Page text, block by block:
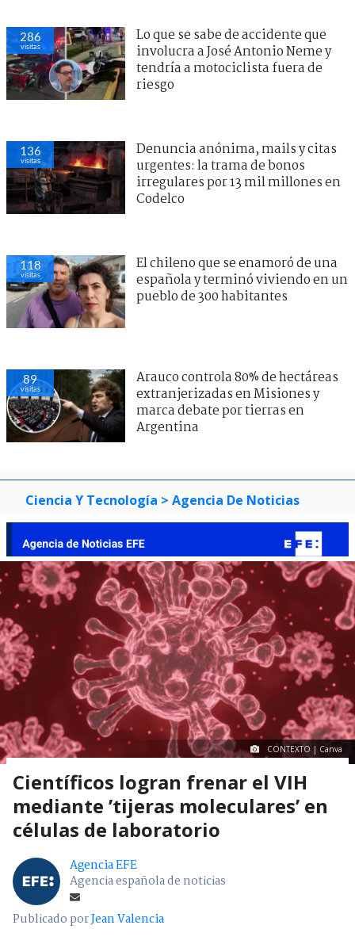
286
visitas
Lo que se sabe de accidente que
involucra a José Antonio Neme y
tendría a motociclista fuera de
riesgo
136
visitas
Denuncia anónima, mails y citas
urgentes: la trama de bonos
irregulares por 13 mil millones en
Codelco
118
visitas
El chileno que se enamoró de una
española y terminó viviendo en un
pueblo de 300 habitantes
89
visitas
Arauco controla 80% de hectáreas
extranjerizadas en Misiones y
marca debate por tierras en
Argentina
Ciencia Y Tecnología > Agencia De Noticias
CONTEXTO | Canva
Científicos logran frenar el VIH
mediante ’tijeras moleculares’ en
células de laboratorio
Agencia EFE
Agencia española de noticias
Publicado porJean Valencia